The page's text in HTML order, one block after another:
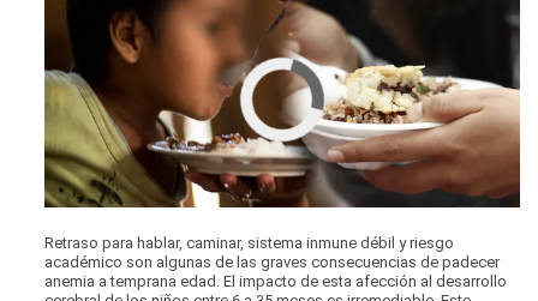
0
seconds
Cargando anuncio
Retraso para hablar, caminar, sistema inmune débil y riesgo